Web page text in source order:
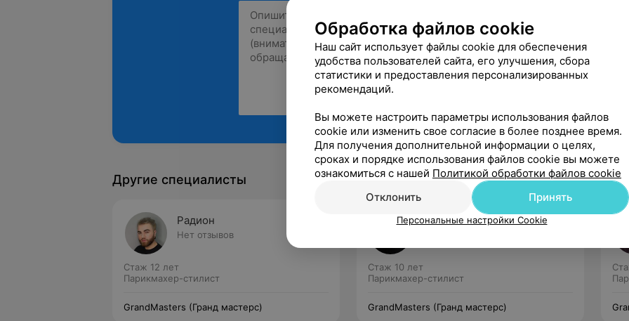
Другие специалисты
Радион
Нет отзывов
Стаж 12 лет
Парикмахер-стилист
GrandMasters (Гранд мастерс)
Андрей
Стаж 10 лет
Парикмахер-стилист
GrandMasters (Гранд мастерс)
Обработка файлов cookie
Наш сайт использует файлы cookie для обеспечения
удобства пользователей сайта, его улучшения, сбора
статистики и предоставления персонализированных
рекомендаций.
Вы можете настроить параметры использования файлов
cookie или изменить свое согласие в более позднее время.
Для получения дополнительной информации о целях,
сроках и порядке использования файлов cookie вы можете
ознакомиться с нашей Политикой обработки файлов cookie
Отклонить
Принять
Персональные настройки Cookie